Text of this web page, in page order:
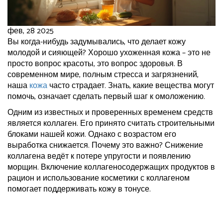
фев, 28 2025
Вы когда-нибудь задумывались, что делает кожу
молодой и сияющей? Хорошо ухоженная кожа – это не
просто вопрос красоты, это вопрос здоровья. В
современном мире, полным стресса и загрязнений,
нашакожачасто страдает. Знать, какие вещества могут
помочь, означает сделать первый шаг к омоложению.
Одним из известных и проверенных временем средств
является коллаген. Его принято считать строительными
блоками нашей кожи. Однако с возрастом его
выработка снижается. Почему это важно? Снижение
коллагена ведёт к потере упругости и появлению
морщин. Включение коллагеносодержащих продуктов в
рацион и использование косметики с коллагеном
помогает поддерживать кожу в тонусе.